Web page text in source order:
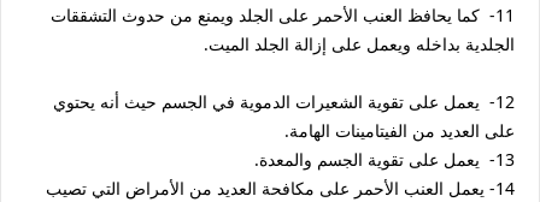
11- كما يحافظ العنب الأحمر على الجلد ويمنع من حدوث التشققات
الجلدية بداخله ويعمل على إزالة الجلد الميت.
12- يعمل على تقوية الشعيرات الدموية في الجسم حيث أنه يحتوي
على العديد من الفيتامينات الهامة.
13- يعمل على تقوية الجسم والمعدة.
14- يعمل العنب الأحمر على مكافحة العديد من الأمراض التي تصيب